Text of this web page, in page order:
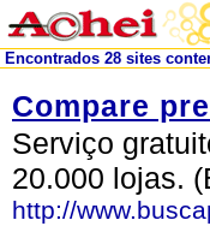
Encontrados 28 sites
Compare
Serviço
20.000 lojas.
http://